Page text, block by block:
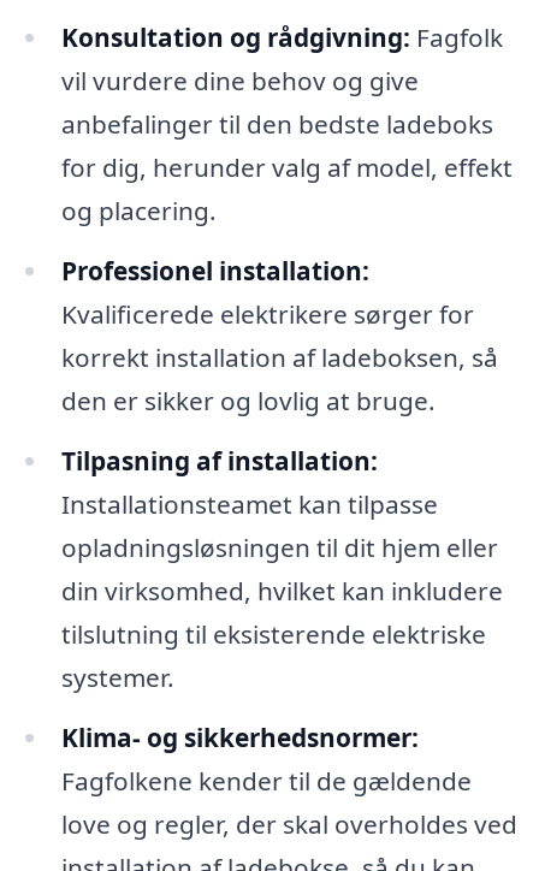
Konsultation og rådgivning: Fagfolk
vil vurdere dine behov og give
anbefalinger til den bedste ladeboks
for dig, herunder valg af model, effekt
og placering.
Professionel installation:
Kvalificerede elektrikere sørger for
korrekt installation af ladeboksen, så
den er sikker og lovlig at bruge.
Tilpasning af installation:
Installationsteamet kan tilpasse
opladningsløsningen til dit hjem eller
din virksomhed, hvilket kan inkludere
tilslutning til eksisterende elektriske
systemer.
Klima- og sikkerhedsnormer:
Fagfolkene kender til de gældende
love og regler, der skal overholdes ved